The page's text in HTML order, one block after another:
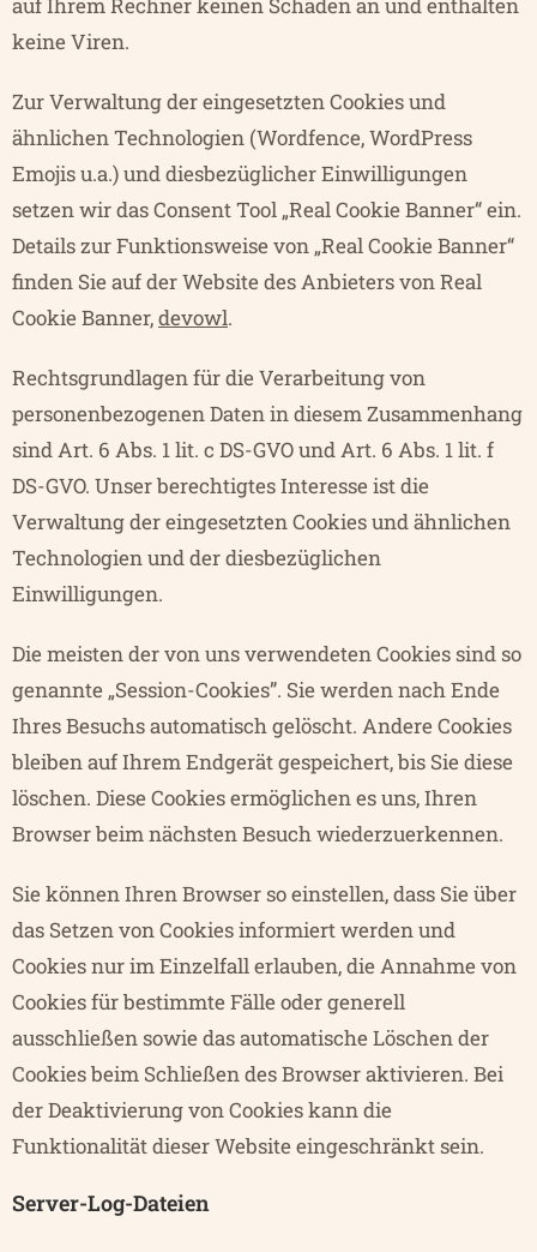
keine Viren.
Zur Verwaltung der eingesetzten Cookies und
ähnlichen Technologien (Wordfence, WordPress
Emojis u.a.) und diesbezüglicher Einwilligungen
setzen wir das Consent Tool „Real Cookie Banner“ ein.
Details zur Funktionsweise von „Real Cookie Banner“
finden Sie auf der Website des Anbieters von Real
Cookie Banner,devowl.
Rechtsgrundlagen für die Verarbeitung von
personenbezogenen Daten in diesem Zusammenhang
sind Art. 6 Abs. 1 lit. c DS-GVO und Art. 6 Abs. 1 lit. f
DS-GVO. Unser berechtigtes Interesse ist die
Verwaltung der eingesetzten Cookies und ähnlichen
Technologien und der diesbezüglichen
Einwilligungen.
Die meisten der von uns verwendeten Cookies sind so
genannte „Session-Cookies”. Sie werden nach Ende
Ihres Besuchs automatisch gelöscht. Andere Cookies
bleiben auf Ihrem Endgerät gespeichert, bis Sie diese
löschen. Diese Cookies ermöglichen es uns, Ihren
Browser beim nächsten Besuch wiederzuerkennen.
Sie können Ihren Browser so einstellen, dass Sie über
das Setzen von Cookies informiert werden und
Cookies nur im Einzelfall erlauben, die Annahme von
Cookies für bestimmte Fälle oder generell
ausschließen sowie das automatische Löschen der
Cookies beim Schließen des Browser aktivieren. Bei
der Deaktivierung von Cookies kann die
Funktionalität dieser Website eingeschränkt sein.
Server-Log-Dateien